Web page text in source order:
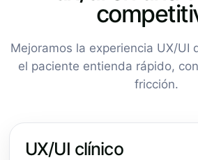
Mejoramos la experiencia UX/UI
el paciente entienda rápido,
fricción.
UX/UI clínico